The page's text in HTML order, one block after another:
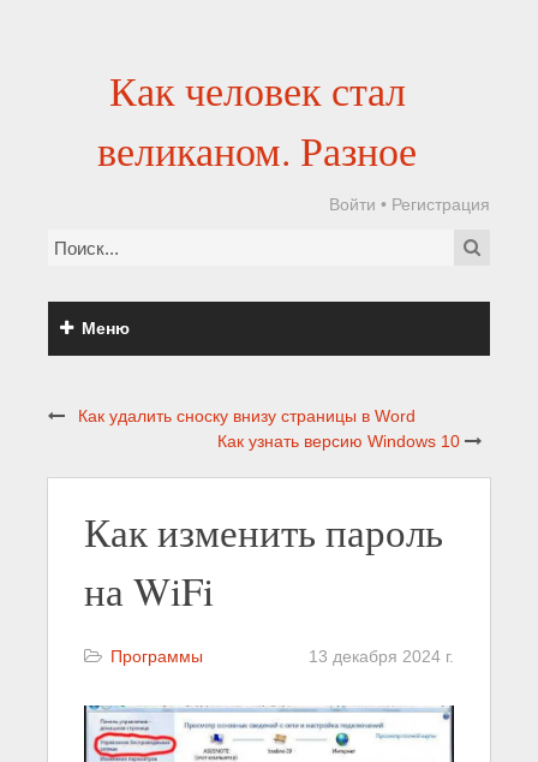
Как человек стал
великаном. Разное
Войти • Регистрация
Меню
Как удалить сноску внизу страницы в Word
Как узнать версию Windows 10
Как изменить пароль
на WiFi
Программы 13 декабря 2024 г.